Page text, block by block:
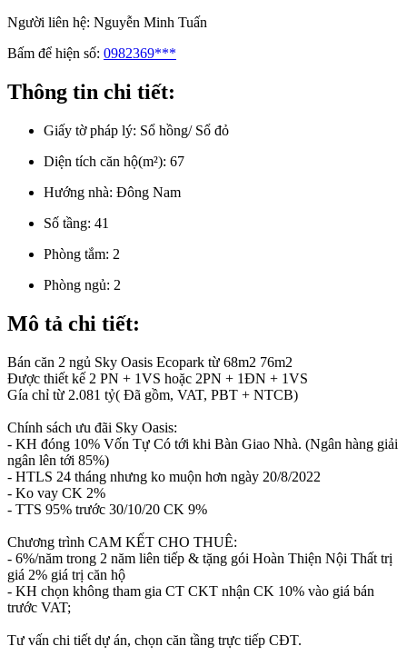
Người liên hệ: Nguyễn Minh Tuấn
Bấm để hiện số: 0982369***
Thông tin chi tiết:
Giấy tờ pháp lý: Sổ hồng/ Sổ đỏ
Diện tích căn hộ(m²): 67
Hướng nhà: Đông Nam
Số tầng: 41
Phòng tắm: 2
Phòng ngủ: 2
Mô tả chi tiết:
Bán căn 2 ngủ Sky Oasis Ecopark từ 68m2 76m2
Được thiết kế 2 PN + 1VS hoặc 2PN + 1ĐN + 1VS
Gía chỉ từ 2.081 tỷ( Đã gồm, VAT, PBT + NTCB)
Chính sách ưu đãi Sky Oasis:
- KH đóng 10% Vốn Tự Có tới khi Bàn Giao Nhà. (Ngân hàng giải
ngân lên tới 85%)
- HTLS 24 tháng nhưng ko muộn hơn ngày 20/8/2022
- Ko vay CK 2%
- TTS 95% trước 30/10/20 CK 9%
Chương trình CAM KẾT CHO THUÊ:
- 6%/năm trong 2 năm liên tiếp & tặng gói Hoàn Thiện Nội Thất trị
giá 2% giá trị căn hộ
- KH chọn không tham gia CT CKT nhận CK 10% vào giá bán
trước VAT;
Tư vấn chi tiết dự án, chọn căn tầng trực tiếp CĐT.